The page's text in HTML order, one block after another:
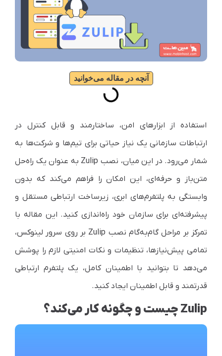
آنچه در مقاله می‌خوانید
استفاده از ابزارهای امن، ساختارمند و قابل کنترل در
ارتباطات سازمانی یک نیاز حیاتی برای تیم‌ها و شرکت‌ها به
شمار می‌رود. در این میان، نصب Zulip به عنوان یک راه‌حل
متن‌باز و حرفه‌ای، این امکان را فراهم می‌کند که بدون
وابستگی به پلتفرم‌های ابری، زیرساخت ارتباطی مستقل و
پیشرفته‌ای برای سازمان خود راه‌اندازی کنید. این مقاله با
تمرکز بر مراحل گام‌به‌گام نصب Zulip بر روی سرور لینوکس،
تمامی پیش‌نیازها، تنظیمات و نکات امنیتی لازم را پوشش
می‌دهد تا بتوانید با اطمینان کامل، یک پلتفرم ارتباطی
قدرتمند و قابل اطمینان ایجاد کنید.
Zulip چیست و چگونه کار می‌کند؟